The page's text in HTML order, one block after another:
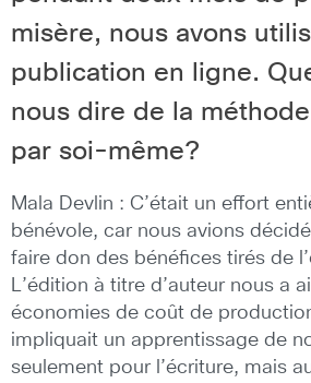
misère, nous avons
publication en ligne.
nous dire de la
par soi-même?
Mala Devlin : C’était un effort
bénévole, car nous avions
faire don des bénéfices tirés de
L’édition à titre d’auteur nous a
économies de coût de
impliquait un apprentissage de
seulement pour l’écriture, mais